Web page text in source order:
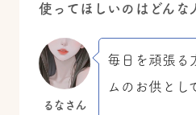
使ってほしいのはどんな
るなさん
毎日を頑張る
ムのお供とし